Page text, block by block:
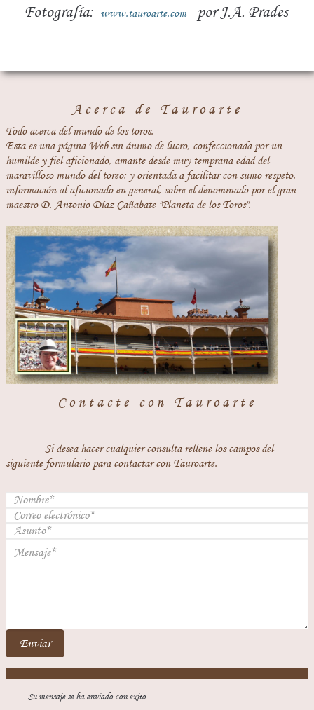
Fotografía: www.tauroarte.compor J.A. Prades
Acerca de Tauroarte
Todo acerca del mundo de los toros.
Esta es una página Web sin ánimo de lucro, confeccionada por un
humilde y fiel aficionado, amante desde muy temprana edad del
maravilloso mundo del toreo; y orientada a facilitar con sumo respeto,
información al aficionado en general, sobre el denominado por el gran
maestro D. Antonio Díaz Cañabate "Planeta de los Toros".
Contacte con Tauroarte
Si desea hacer cualquier consulta rellene los campos del
siguiente formulario para contactar con Tauroarte.
Enviar
Su mensaje se ha enviado con exito